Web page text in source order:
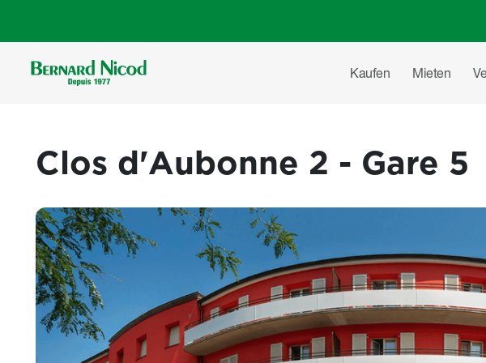
Hauptnavigation
Kaufen Mieten
Clos d'Aubonne 2 - Gare 5
Images